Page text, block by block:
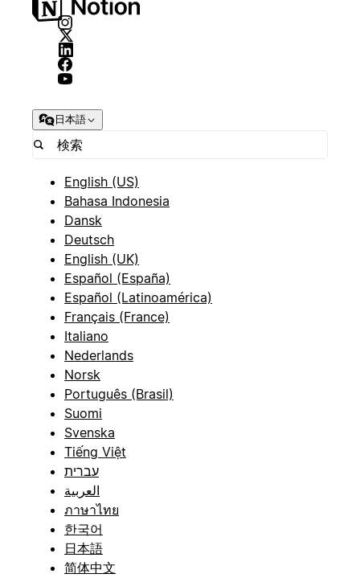
日本語
English (US)
Bahasa Indonesia
Dansk
Deutsch
English (UK)
Español (España)
Español (Latinoamérica)
Français (France)
Italiano
Nederlands
Norsk
Português (Brasil)
Suomi
Svenska
Tiếng Việt
עברית
العربية
ภาษาไทย
한국어
日本語
简体中文